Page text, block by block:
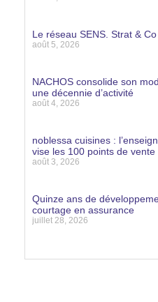
Le réseau SENS. Strat &
août 5, 2026
NACHOS consolide son
une décennie d’activité
août 4, 2026
noblessa cuisines :
vise les 100 points de vente
août 3, 2026
Quinze ans de
courtage en assurance
juillet 28, 2026